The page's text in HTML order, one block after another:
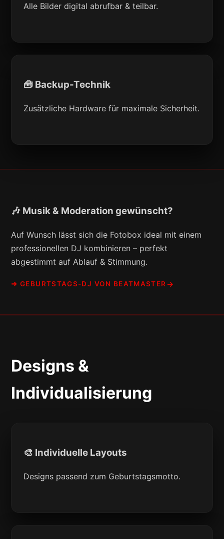
Alle Bilder digital abrufbar & teilbar.
🧰 Backup-Technik
Zusätzliche Hardware für maximale Sicherheit.
🎶 Musik & Moderation gewünscht?
Auf Wunsch lässt sich die Fotobox ideal mit einem
professionellen DJ kombinieren – perfekt
abgestimmt auf Ablauf & Stimmung.
➜ GEBURTSTAGS-DJ VON BEATMASTER
Designs &
Individualisierung
🎨 Individuelle Layouts
Designs passend zum Geburtstagsmotto.